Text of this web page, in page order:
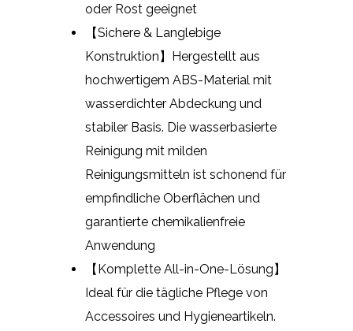
oder Rost geeignet
【Sichere & Langlebige
Konstruktion】Hergestellt aus
hochwertigem ABS-Material mit
wasserdichter Abdeckung und
stabiler Basis. Die wasserbasierte
Reinigung mit milden
Reinigungsmitteln ist schonend für
empfindliche Oberflächen und
garantierte chemikalienfreie
Anwendung
【Komplette All-in-One-Lösung】
Ideal für die tägliche Pflege von
Accessoires und Hygieneartikeln.